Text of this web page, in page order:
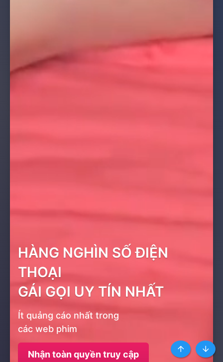
HÀNG NGHÌN SỐ ĐIỆN
THOẠI
GÁI GỌI UY TÍN NHẤT
Ít quảng cáo nhất trong
các web phim
Nhận toàn quyền truy cập Top